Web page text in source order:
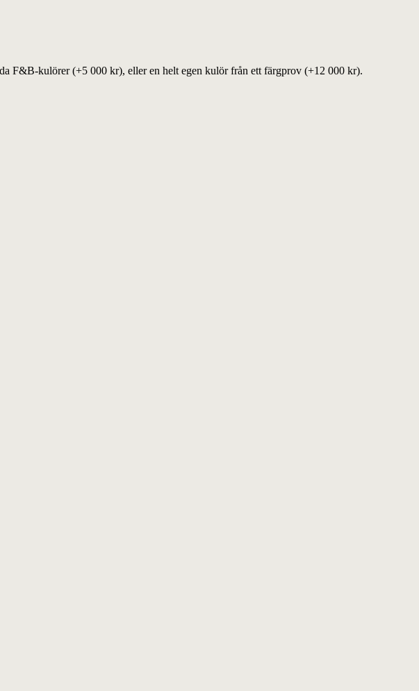
F&B-kulörer (+5 000 kr), eller en helt egen kulör från ett färgprov (+12 000 kr).